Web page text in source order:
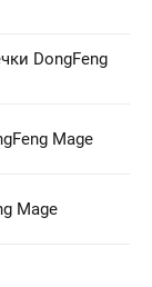
DongFeng
Mage
Mage